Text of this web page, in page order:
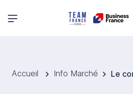
Menu principal
Accueil Info Marché